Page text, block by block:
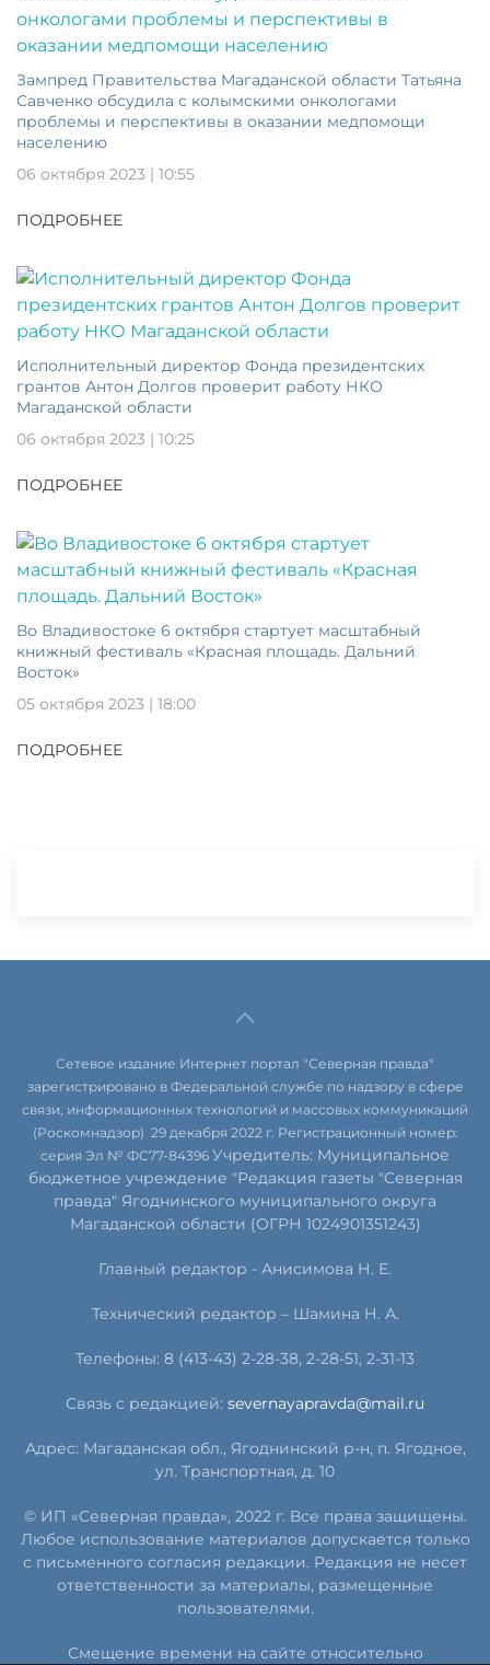
Зампред Правительства Магаданской области Татьяна
Савченко обсудила с колымскими онкологами
проблемы и перспективы в оказании медпомощи
населению
06 октября 2023 | 10:55
ПОДРОБНЕЕ
Исполнительный директор Фонда президентских
грантов Антон Долгов проверит работу НКО
Магаданской области
06 октября 2023 | 10:25
ПОДРОБНЕЕ
Во Владивостоке 6 октября стартует масштабный
книжный фестиваль «Красная площадь. Дальний
Восток»
05 октября 2023 | 18:00
ПОДРОБНЕЕ
Сетевое издание Интернет портал "Северная правда"
зарегистрировано в Федеральной службе по надзору в сфере
связи, информационных технологий и массовых коммуникаций
(Роскомнадзор) 29 декабря 2022 г. Регистрационный номер:
серия Эл № ФС77-84396 Учредитель: Муниципальное
бюджетное учреждение "Редакция газеты "Северная
правда" Ягоднинского муниципального округа
Магаданской области (ОГРН 1024901351243)
Главный редактор - Анисимова Н. Е.
Технический редактор – Шамина Н. А.
Телефоны: 8 (413-43) 2-28-38, 2-28-51, 2-31-13
Связь с редакцией: severnayapravda@mail.ru
Адрес: Магаданская обл., Ягоднинский р-н, п. Ягодное,
ул. Транспортная, д. 10
© ИП «Северная правда», 2022 г. Все права защищены.
Любое использование материалов допускается только
с письменного согласия редакции. Редакция не несет
ответственности за материалы, размещенные
пользователями.
Смещение времени на сайте относительно